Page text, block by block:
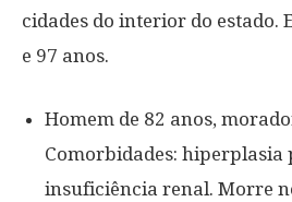
cidades do interior do estado.
e 97 anos.
Homem de 82 anos,
Comorbidades: hiperplasia
insuficiência renal. Morre